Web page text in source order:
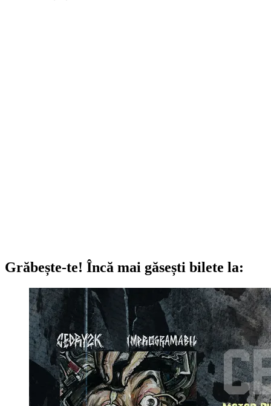
Grăbește-te! Încă mai găsești bilete la: